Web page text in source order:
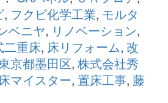
, フクビ化学工業, モルタ
ベニヤ, リノベーション,
二重床, 床リフォーム, 改
京都墨田区, 株式会社秀
マイスター, 置床工事, 藤